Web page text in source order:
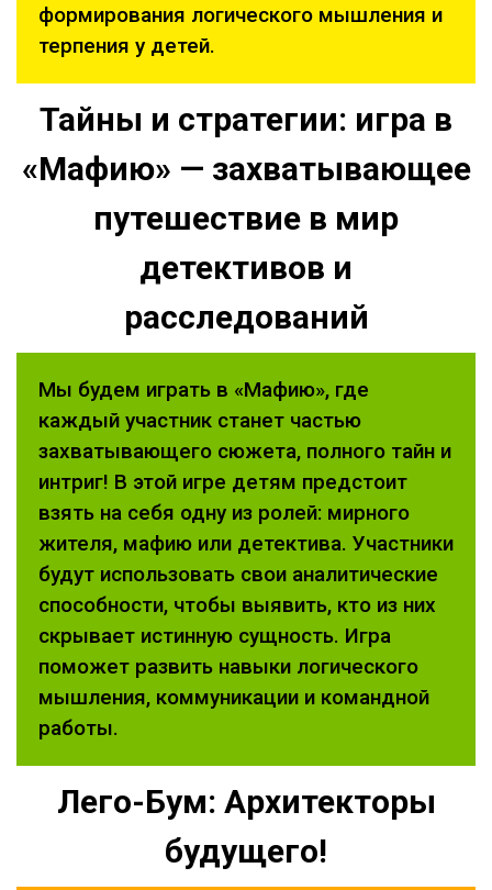
формирования логического мышления и
терпения у детей.
Тайны и стратегии: игра в
«Мафию» — захватывающее
путешествие в мир
детективов и
расследований
Мы будем играть в «Мафию», где
каждый участник станет частью
захватывающего сюжета, полного тайн и
интриг! В этой игре детям предстоит
взять на себя одну из ролей: мирного
жителя, мафию или детектива. Участники
будут использовать свои аналитические
способности, чтобы выявить, кто из них
скрывает истинную сущность. Игра
поможет развить навыки логического
мышления, коммуникации и командной
работы.
Лего-Бум: Архитекторы
будущего!